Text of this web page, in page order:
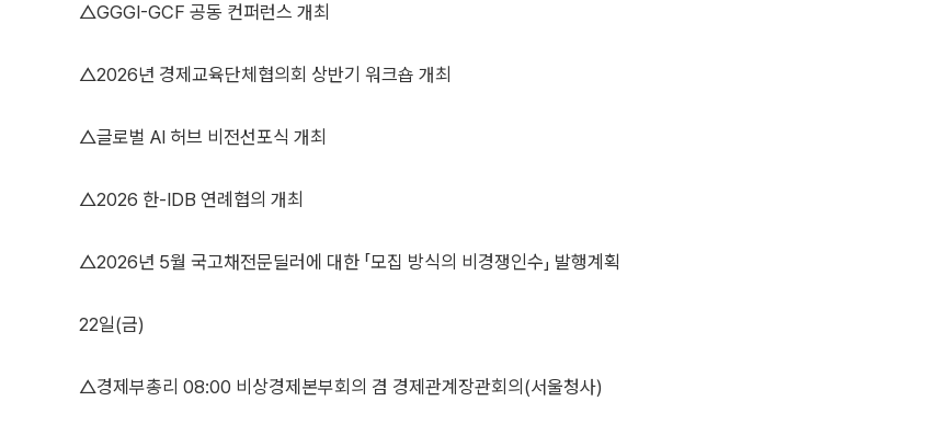
△GGGI-GCF 공동 컨퍼런스 개최
△2026년 경제교육단체협의회 상반기 워크숍 개최
△글로벌 AI 허브 비전선포식 개최
△2026 한-IDB 연례협의 개최
△2026년 5월 국고채전문딜러에 대한 「모집 방식의 비경쟁인수」 발행계획
22일(금)
△경제부총리 08:00 비상경제본부회의 겸 경제관계장관회의(서울청사)